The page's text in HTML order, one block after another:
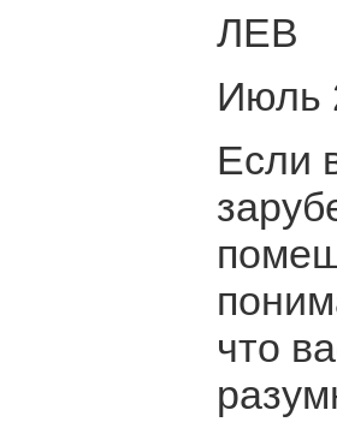
ЛЕВ
Июль
Если
что